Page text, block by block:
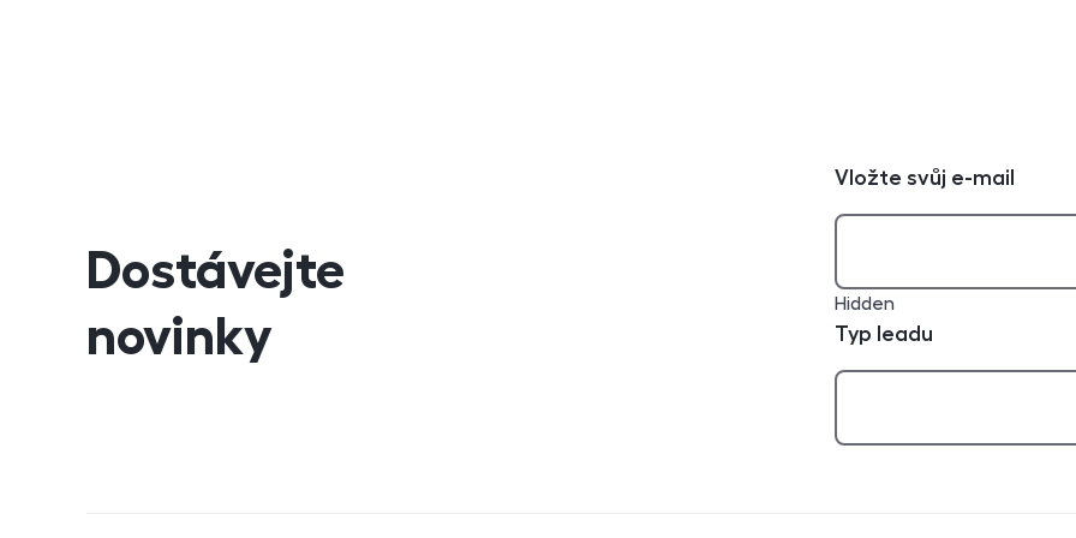
Dostávejte
novinky
Vložte svůj e-mail
Hidden
Typ leadu